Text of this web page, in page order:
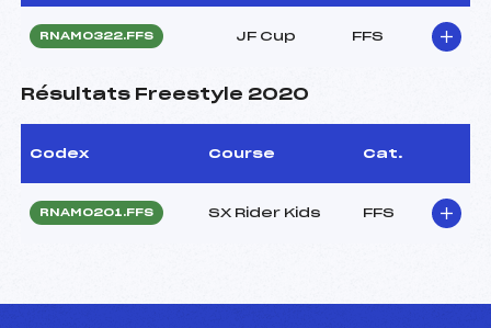
RNAM0322.FFS JF Cup FFS
Résultats Freestyle 2020
Codex Course Cat.
RNAM0201.FFS SX Rider Kids FFS